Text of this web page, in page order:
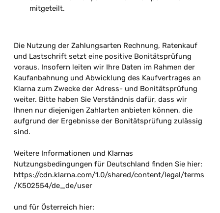
mitgeteilt.
Die Nutzung der Zahlungsarten Rechnung, Ratenkauf
und Lastschrift setzt eine positive Bonitätsprüfung
voraus. Insofern leiten wir Ihre Daten im Rahmen der
Kaufanbahnung und Abwicklung des Kaufvertrages an
Klarna zum Zwecke der Adress- und Bonitätsprüfung
weiter. Bitte haben Sie Verständnis dafür, dass wir
Ihnen nur diejenigen Zahlarten anbieten können, die
aufgrund der Ergebnisse der Bonitätsprüfung zulässig
sind.
Weitere Informationen und Klarnas
Nutzungsbedingungen für Deutschland finden Sie hier:
https://cdn.klarna.com/1.0/shared/content/legal/terms
/K502554/de_de/user
und für Österreich hier: